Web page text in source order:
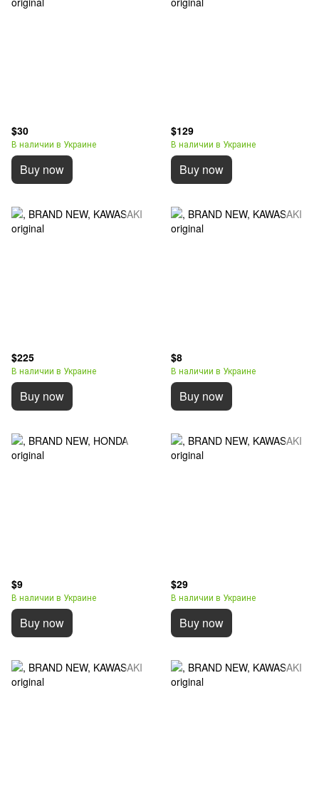
$30
В наличии в Украине
Buy now
$129
В наличии в Украине
Buy now
$225
В наличии в Украине
Buy now
$8
В наличии в Украине
Buy now
$9
В наличии в Украине
Buy now
$29
В наличии в Украине
Buy now